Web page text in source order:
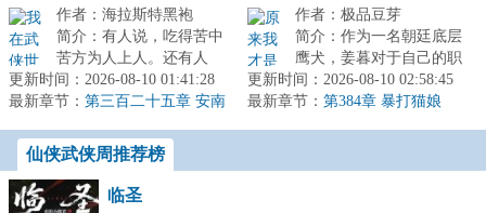
作者：海拉斯特黑袍
简介：有人说，吃得苦中
苦方为人上人。还有人
说，想要成为高手就必须
耐得住寂寞，忍受得了日
更新时间：2026-08-10 01:41:28
最新章节： 第三百二十五章 安南
作者：极品豆芽
简介：作为一名朝廷底层
鹰犬，姜暮对于自己的职
业生涯规划很简单，白天
出门斩妖除魔刷功绩，争
更新时间：2026-08-10 02:58:45
最新章节： 第384章 暴打猫娘
仙侠武侠周推荐榜
临圣